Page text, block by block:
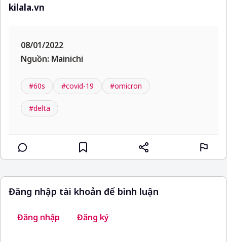
kilala.vn
08/01/2022
Nguồn: Mainichi
#60s #covid-19 #omicron
#delta
Đăng nhập tài khoản để bình luận
Đăng nhập Đăng ký